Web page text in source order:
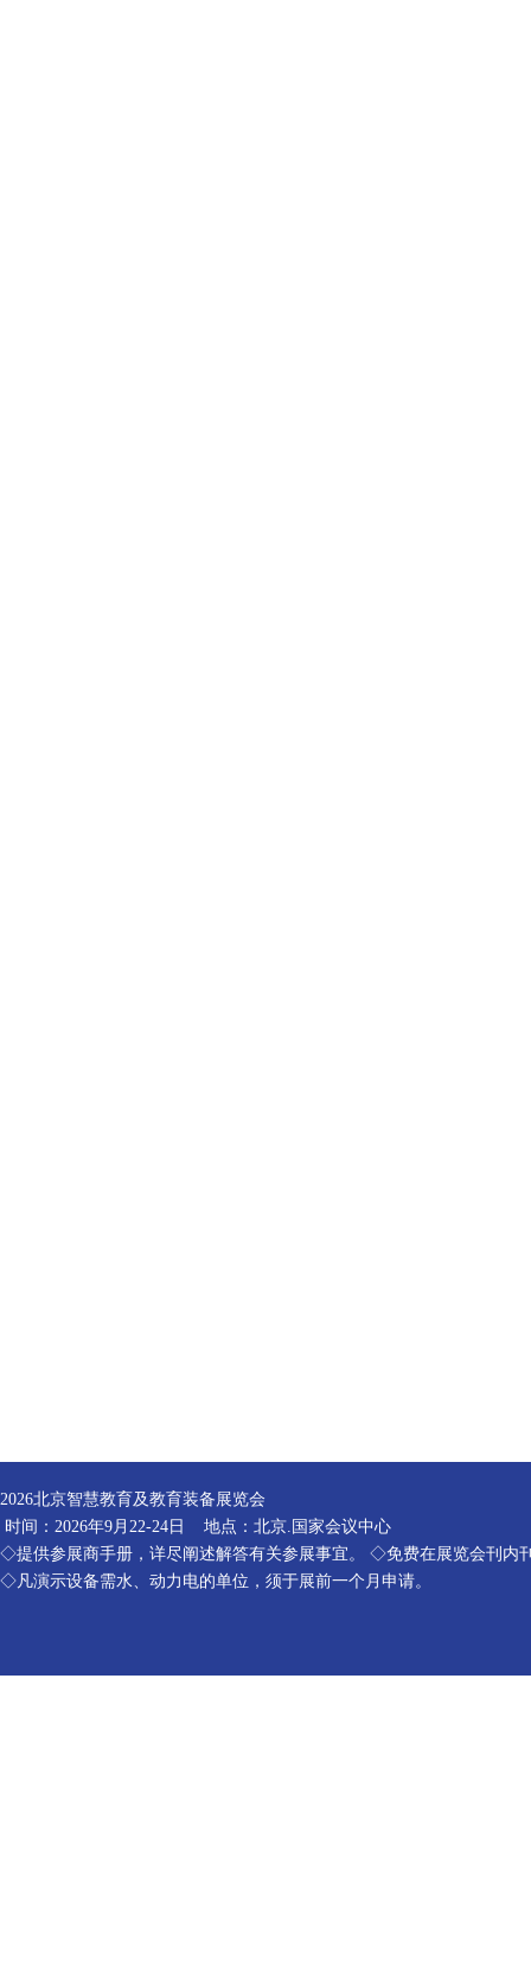
2026北京智慧教育及教育装备展览会
时间：2026年9月22-24日 地点：北京.国家会议中心
◇提供参展商手册，详尽阐述解答有关参展事宜。 ◇免费在展览会刊内
◇凡演示设备需水、动力电的单位，须于展前一个月申请。